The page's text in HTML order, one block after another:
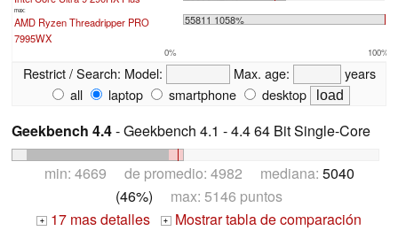
max:
AMD Ryzen Threadripper PRO
7995WX
55811 1058%
0% 100%
Restrict / Search: Model: Max. age:
years
all
laptop smartphone desktop
Geekbench 4.4- Geekbench 4.1 - 4.4 64 Bit Single-Core
min: 4669 de promedio: 4982 mediana: 5040
(46%) max: 5146 puntos
+ 17 mas detalles + Mostrar tabla de comparación